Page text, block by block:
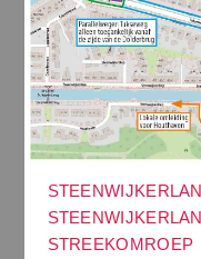
STREEKOMROEP